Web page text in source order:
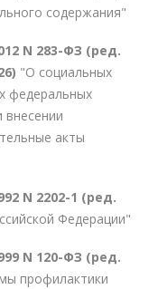
содержания"
N 283-ФЗ (ред.
"О социальных
федеральных
внесении
акты
N 2202-1 (ред.
Федерации"
N 120-ФЗ (ред.
профилактики